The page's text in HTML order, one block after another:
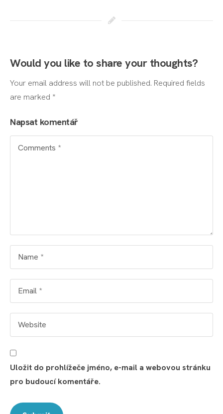
Would you like to share your thoughts?
Your email address will not be published. Required fields
are marked *
Napsat komentář
Uložit do prohlížeče jméno, e-mail a webovou stránku
pro budoucí komentáře.